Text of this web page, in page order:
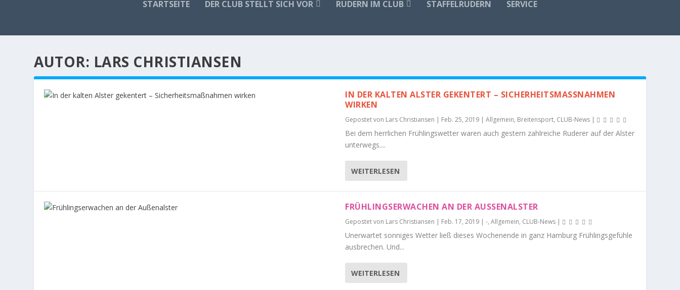
STARTSEITE DER CLUB STELLT SICH VOR RUDERN IM CLUB STAFFELRUDERN SERVICE
AUTOR: LARS CHRISTIANSEN
IN DER KALTEN ALSTER GEKENTERT – SICHERHEITSMASSNAHMEN W
IRKEN
Gepostet von Lars Christiansen | Feb. 25, 2019 | Allgemein, Breitensport, CLUB-News |
Bei dem herrlichen Frühlingswetter waren auch gestern zahlreiche Ruderer auf der Alster
unterwegs....
WEITERLESEN
FRÜHLINGSERWACHEN AN DER AUSSENALSTER
Gepostet von Lars Christiansen | Feb. 17, 2019 | -, Allgemein, CLUB-News |
Unerwartet sonniges Wetter ließ dieses Wochenende in ganz Hamburg Frühlingsgefühle
ausbrechen. Und...
WEITERLESEN